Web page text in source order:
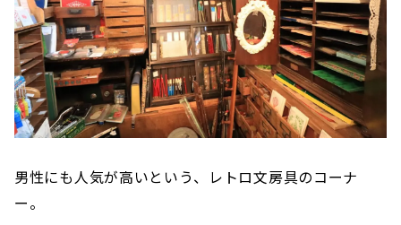
男性にも人気が高いという、レトロ文房具のコーナ
ー。